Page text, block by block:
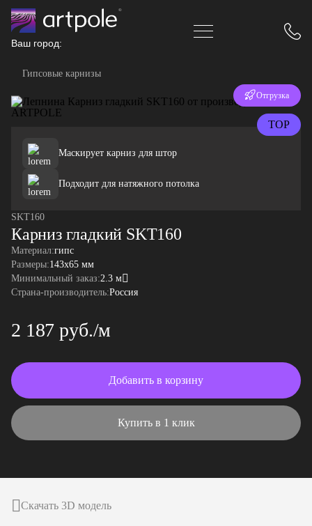
Ваш город:
Гипсовые карнизы
Отгрузка
за 24 часа
TOP
Маскирует карниз для штор
Подходит для натяжного потолка
SKT160
Карниз гладкий SKT160
Материал:гипс
Размеры:143x65 мм
Минимальный заказ:2.3 м
Страна-производитель:Россия
2 187 руб./м
Добавить в корзину
Купить в 1 клик
Скачать 3D модель